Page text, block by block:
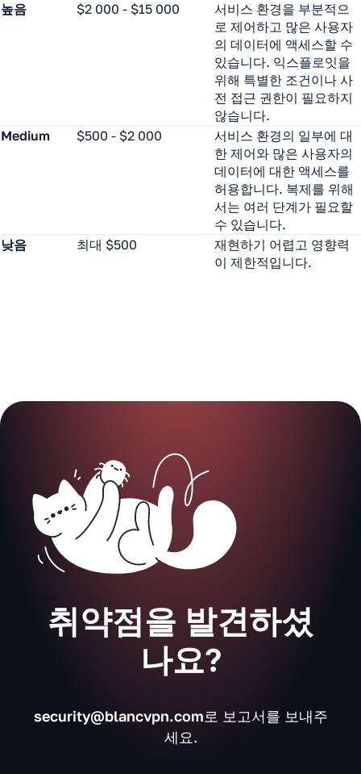
높음
$2 000 - $15 000
서비스 환경을 부분적으
로 제어하고 많은 사용자
의 데이터에 액세스할 수
있습니다. 익스플로잇을
위해 특별한 조건이나 사
전 접근 권한이 필요하지
않습니다.
Medium
$500 - $2 000
서비스 환경의 일부에 대
한 제어와 많은 사용자의
데이터에 대한 액세스를
허용합니다. 복제를 위해
서는 여러 단계가 필요할
수 있습니다.
낮음
최대 $500
재현하기 어렵고 영향력
이 제한적입니다.
취약점을 발견하셨
나요?
security@blancvpn.com로 보고서를 보내주
세요.